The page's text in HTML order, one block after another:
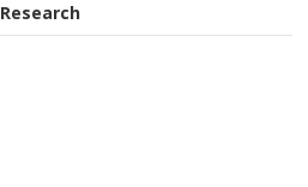
Research